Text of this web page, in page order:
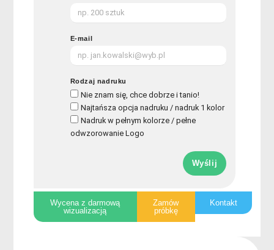
E-mail
Rodzaj nadruku
Nie znam się, chce dobrze i tanio!
Najtańsza opcja nadruku / nadruk 1 kolor
Nadruk w pełnym kolorze / pełne
odwzorowanie Logo
Wyślij
Wycena z darmową
wizualizacją
Zamów
próbkę
Kontakt